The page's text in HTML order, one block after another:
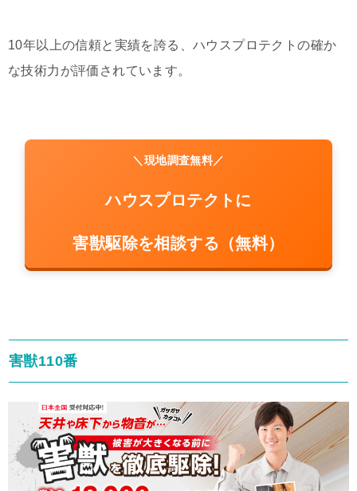
10年以上の信頼と実績を誇る、ハウスプロテクトの確か
な技術力が評価されています。
＼現地調査無料／
ハウスプロテクトに
害獣駆除を相談する（無料）
害獣110番